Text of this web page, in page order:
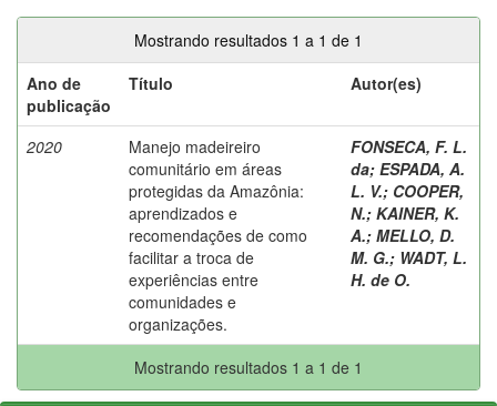
Mostrando resultados 1 a 1 de 1
Ano de
publicação
Título Autor(es)
2020
Manejo madeireiro
comunitário em áreas
protegidas da Amazônia:
aprendizados e
recomendações de como
facilitar a troca de
experiências entre
comunidades e
organizações.
FONSECA, F. L.
da; ESPADA, A.
L. V.; COOPER,
N.; KAINER, K.
A.; MELLO, D.
M. G.; WADT, L.
H. de O.
Mostrando resultados 1 a 1 de 1